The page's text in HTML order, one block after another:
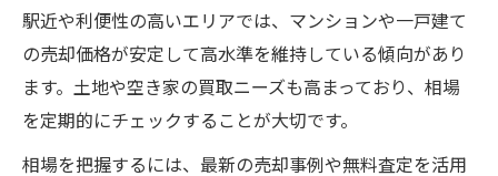
駅近や利便性の高いエリアでは、マンションや一戸建て
の売却価格が安定して高水準を維持している傾向があり
ます。土地や空き家の買取ニーズも高まっており、相場
を定期的にチェックすることが大切です。
相場を把握するには、最新の売却事例や無料査定を活用